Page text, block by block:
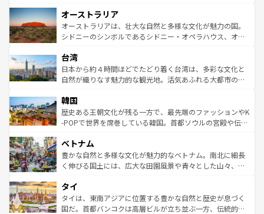
部のニューオーリンズでは、音楽と美食が融合した独特の
文化が魅力。旅行者はアメリカの各地域で異なる魅力を楽
しみながら、その多様性と豊かな歴史を感じることができ
ならではの贅沢な旅のスタイルだ。 なお、新着のアメリカ
情報はコンテンツ一覧を参照してほしい。
ワイ島は見逃せない。また、定番の観光地といえばオアフ
島だが、静かな自然を求めるならマウイ島やカウアイ島が
おすすめ。エメラルドグリーンに輝く海をはじめ、豊かな
れるおもてなしの心で訪れる人々を迎えてくれるハワイの
人々、おいしいローカルフードやハワイアンミュージッ
ク、伝統的なフラダンスなど、すべてがハワイの魅力を彩
ワイを、存分に味わってほしい。 なお、新着のハワイ情報
はコンテンツ一覧を参照してほしい。
オーストラリア
オーストラリアは、壮大な自然と多様な文化が魅力の国。
シドニーのシンボルであるシドニー・オペラハウス、オー
リアリーフや大陸中央部にそびえるウルル（エアーズロッ
ク）、タスマニアの美しい原生林やケアンズの熱帯雨林な
ど、見どころがたくさん。また、カフェやワイン、オージ
いる。アクティビティも充実しており、サーフィンやダイ
ビング、ハイキングなど、アウトドア好きにはたまらな
い。オーストラリアの多彩な魅力を存分に味わいつくそ
参照してほしい。
台湾
日本から約４時間ほどでたどり着く台湾は、多彩な文化と
自然が織りなす魅力的な観光地。活気あふれる大都市の台
ン）、静ひつな山岳地帯である台湾東部など、都市の喧騒
と山間の静けさが共存しており、訪れる人に新しい発見と
驚きをもたらしてくれる。また、奥深い台湾の食文化も魅
容にもいいと評判のスイーツなど、バラエティ豊かな料理
が味わえる。 なお、新着の台湾情報は コンテンツ一覧を参
照してほしい。
韓国
歴史ある王朝文化が残る一方で、最先端のファッションやK
-POPで世界を席巻している韓国。首都ソウルの宮殿や伝統
き、地方に足を延ばせば四季折々の自然美を楽しむことが
できる。そして、キムチや焼肉、絶品のストリートフード
まで、さまざまな韓国料理が待っている。夜には、韓国な
リティに包まれながら、韓国の多彩な魅力を心ゆくまで味
わってみてほしい。 なお、新着の韓国情報はコンテンツ一
覧を参照してほしい。
ベトナム
豊かな自然と多様な文化が魅力的なベトナム。南北に細長
く伸びる国土には、広大な田園風景や青々とした山々、世
急速な発展と共に伝統が息づく。ハノイの古い町並みやホ
ーチミン市のフランス統治時代の建物も、独特の雰囲気を
醸し出している。また、バラエティの豊かさとおいしさで
タイ
タイは、東南アジアに位置する豊かな自然と歴史が息づく
国だ。首都バンコクは高層ビルが立ち並ぶ一方、伝統的な